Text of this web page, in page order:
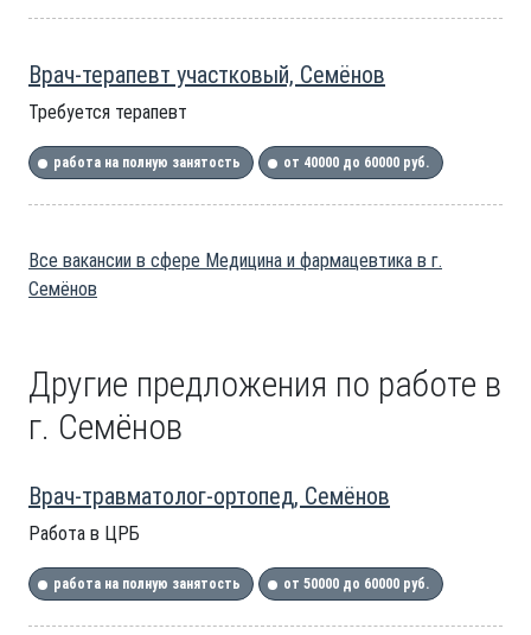
Врач-терапевт участковый, Семёнов
Требуется терапевт
работа на полную занятость от 40000 до 60000 руб.
Все вакансии в сфере Медицина и фармацевтика в г.
Семёнов
Другие предложения по работе в
г. Семёнов
Врач-травматолог-ортопед, Семёнов
Работа в ЦРБ
работа на полную занятость от 50000 до 60000 руб.